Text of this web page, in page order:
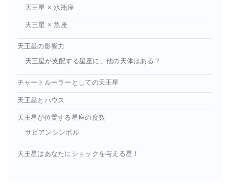
天王星 × 水瓶座
天王星 × 魚座
天王星の影響力
天王星が支配する星座に、他の天体はある？
チャートルーラーとしての天王星
天王星とハウス
天王星が位置する星座の度数
サビアンシンボル
天王星はあなたにショックを与える星！